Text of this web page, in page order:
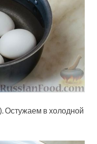
Остужаем в холодной